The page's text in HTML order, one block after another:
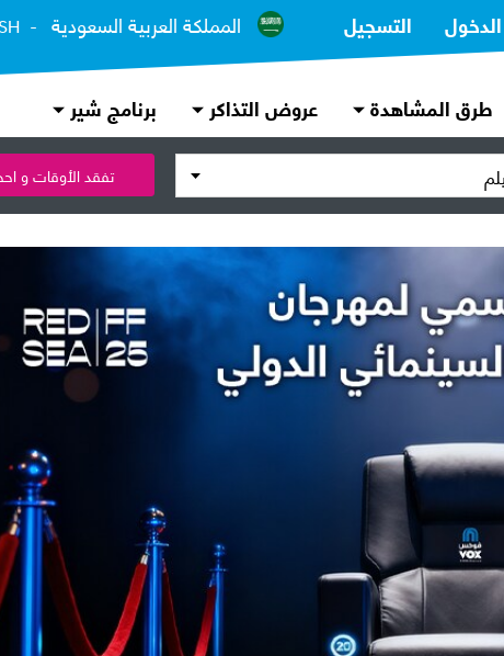
الدخول التسجيل المملكة العربية السعودية
طرق المشاهدة عروض التذاكر برنامج شير
تفقد الأوقات و